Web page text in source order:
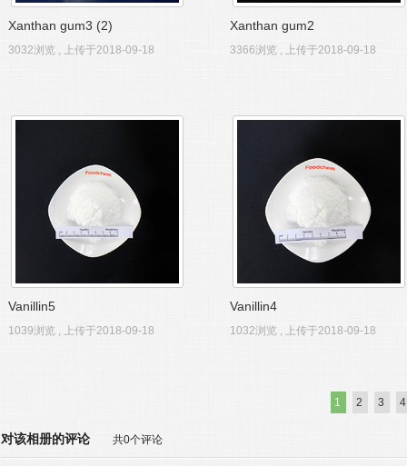
Xanthan gum3 (2)
3032浏览 , 上传于2018-09-18
Xanthan gum2
3366浏览 , 上传于2018-09-18
Vanillin5
1039浏览 , 上传于2018-09-18
Vanillin4
1032浏览 , 上传于2018-09-18
1 2 3 4
对该相册的评论 共0个评论